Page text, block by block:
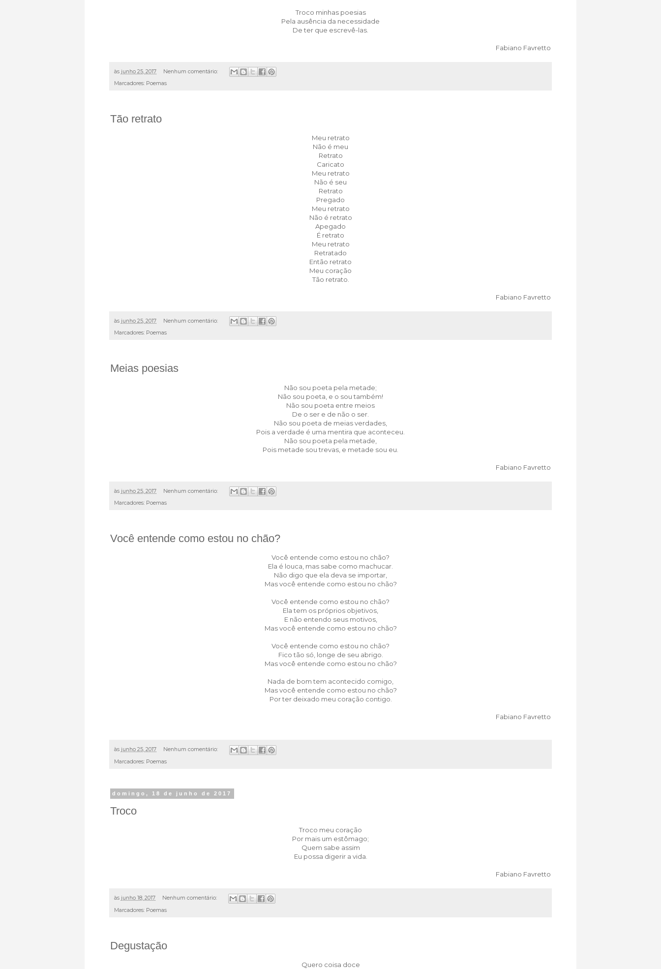
Troco minhas poesias
Pela ausência da necessidade
De ter que escrevê-las.
Fabiano Favretto
às junho 25, 2017
Nenhum comentário:
Marcadores: Poemas
Tão retrato
Meu retrato
Não é meu
Retrato
Caricato
Meu retrato
Não é seu
Retrato
Pregado
Meu retrato
Não é retrato
Apegado
É retrato
Meu retrato
Retratado
Então retrato
Meu coração
Tão retrato.
Fabiano Favretto
às junho 25, 2017
Nenhum comentário:
Marcadores: Poemas
Meias poesias
Não sou poeta pela metade;
Não sou poeta, e o sou também!
Não sou poeta entre meios
De o ser e de não o ser.
Não sou poeta de meias verdades,
Pois a verdade é uma mentira que aconteceu.
Não sou poeta pela metade,
Pois metade sou trevas, e metade sou eu.
Fabiano Favretto
às junho 25, 2017
Nenhum comentário:
Marcadores: Poemas
Você entende como estou no chão?
Você entende como estou no chão?
Ela é louca, mas sabe como machucar.
Não digo que ela deva se importar,
Mas você entende como estou no chão?
Você entende como estou no chão?
Ela tem os próprios objetivos,
E não entendo seus motivos,
Mas você entende como estou no chão?
Você entende como estou no chão?
Fico tão só, longe de seu abrigo.
Mas você entende como estou no chão?
Nada de bom tem acontecido comigo,
Mas você entende como estou no chão?
Por ter deixado meu coração contigo.
Fabiano Favretto
às junho 25, 2017
Nenhum comentário:
Marcadores: Poemas
domingo, 18 de junho de 2017
Troco
Troco meu coração
Por mais um estômago;
Quem sabe assim
Eu possa digerir a vida.
Fabiano Favretto
às junho 18, 2017
Nenhum comentário:
Marcadores: Poemas
Degustação
Quero coisa doce